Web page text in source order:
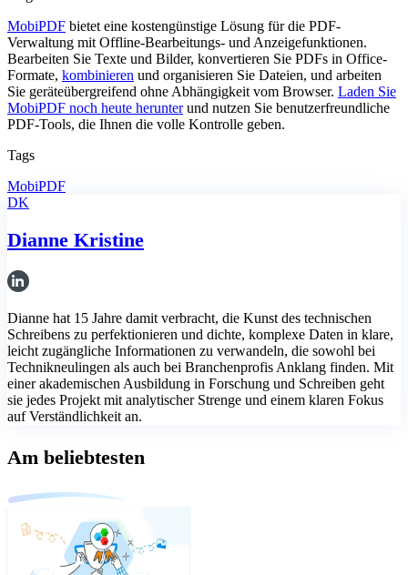
MobiPDF bietet eine kostengünstige Lösung für die PDF-
Verwaltung mit Offline-Bearbeitungs- und Anzeigefunktionen.
Bearbeiten Sie Texte und Bilder, konvertieren Sie PDFs in Office-
Formate, kombinieren und organisieren Sie Dateien, und arbeiten
Sie geräteübergreifend ohne Abhängigkeit vom Browser. Laden Sie
MobiPDF noch heute herunterund nutzen Sie benutzerfreundliche
PDF-Tools, die Ihnen die volle Kontrolle geben.
Tags
MobiPDF
DK
Dianne Kristine
Dianne hat 15 Jahre damit verbracht, die Kunst des technischen
Schreibens zu perfektionieren und dichte, komplexe Daten in klare,
leicht zugängliche Informationen zu verwandeln, die sowohl bei
Technikneulingen als auch bei Branchenprofis Anklang finden. Mit
einer akademischen Ausbildung in Forschung und Schreiben geht
sie jedes Projekt mit analytischer Strenge und einem klaren Fokus
auf Verständlichkeit an.
Am beliebtesten